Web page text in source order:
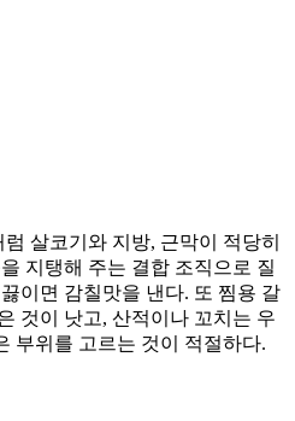
살코기와 지방, 근막이 적당히
지탱해 주는 결합 조직으로 질
이면 감칠맛을 낸다. 또 찜용 갈
것이 낫고, 산적이나 꼬치는 우
부위를 고르는 것이 적절하다.